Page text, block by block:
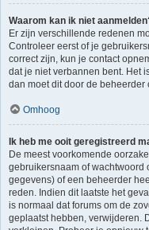
Waarom kan ik niet
Er zijn verschillende redenen
Controleer eerst of je
correct zijn, kun je contact
dat je niet verbannen bent. Het
dan moet dit door de beheerder
Omhoog
Ik heb me ooit geregistreerd
De meest voorkomende
gebruikersnaam of wachtwoord
gegevens) of een beheerder
reden. Indien dit laatste het
is normaal dat forums om de
geplaatst hebben, verwijderen.